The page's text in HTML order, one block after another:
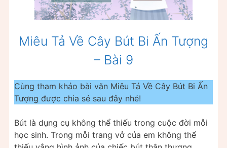
Miêu Tả Về Cây Bút Bi Ấn Tượng
– Bài 9
Cùng tham khảo bài văn Miêu Tả Về Cây Bút Bi Ấn
Tượng được chia sẻ sau đây nhé!
Bút là dụng cụ không thể thiếu trong cuộc đời mỗi
học sinh. Trong mỗi trang vở của em không thể